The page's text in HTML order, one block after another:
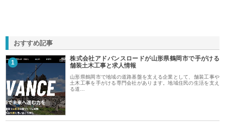
おすすめ記事
1
株式会社アドバンスロードが山形県鶴岡市で手がける
舗装土木工事と求人情報
山形県鶴岡市で地域の道路基盤を支える企業として、舗装工事や
土木工事を手がける専門会社があります。地域住民の生活を支え
る道…